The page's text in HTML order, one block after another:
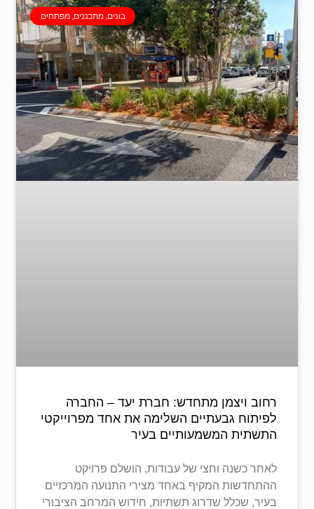
בונים, מתכננים, מפתחים
רחוב ויצמן מתחדש: חברת יעד – החברה
לפיתוח גבעתיים השלימה את אחד מפרוייקטי
התשתית המשמעותיים בעיר
לאחר כשנה וחצי של עבודות, הושלם פרויקט
ההתחדשות המקיף באחד מצירי התנועה המרכזיים
בעיר, שכלל שדרוג תשתיות, חידוש המרחב הציבורי